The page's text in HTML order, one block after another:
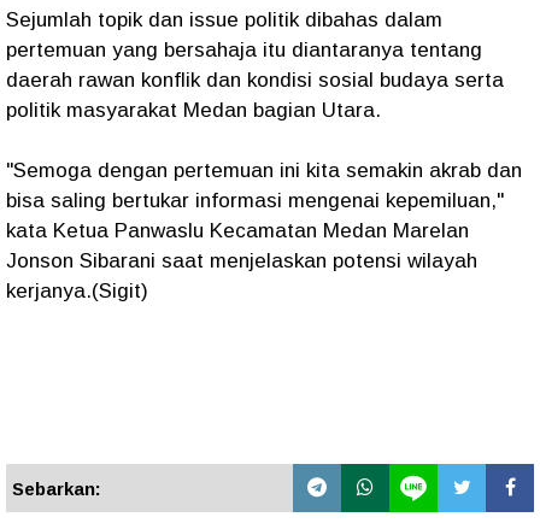
Sejumlah topik dan issue politik dibahas dalam
pertemuan yang bersahaja itu diantaranya tentang
daerah rawan konflik dan kondisi sosial budaya serta
politik masyarakat Medan bagian Utara.
"Semoga dengan pertemuan ini kita semakin akrab dan
bisa saling bertukar informasi mengenai kepemiluan,"
kata Ketua Panwaslu Kecamatan Medan Marelan
Jonson Sibarani saat menjelaskan potensi wilayah
kerjanya.(Sigit)
Sebarkan: